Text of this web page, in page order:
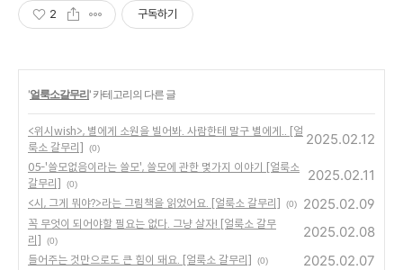
2 구독하기
'얼룩소갈무리' 카테고리의 다른 글
<위시wish>, 별에게 소원을 빌어봐. 사람한테 말구 별에게.. [얼
룩소 갈무리]
(0)
2025.02.12
05-'쓸모없음이라는 쓸모', 쓸모에 관한 몇가지 이야기 [얼룩소
갈무리]
(0)
2025.02.11
<시, 그게 뭐야?>라는 그림책을 읽었어요. [얼룩소 갈무리] (0) 2025.02.09
꼭 무엇이 되어야할 필요는 없다. 그냥 살자! [얼룩소 갈무
리]
(0)
2025.02.08
들어주는 것만으로도 큰 힘이 돼요. [얼룩소 갈무리] (0) 2025.02.07